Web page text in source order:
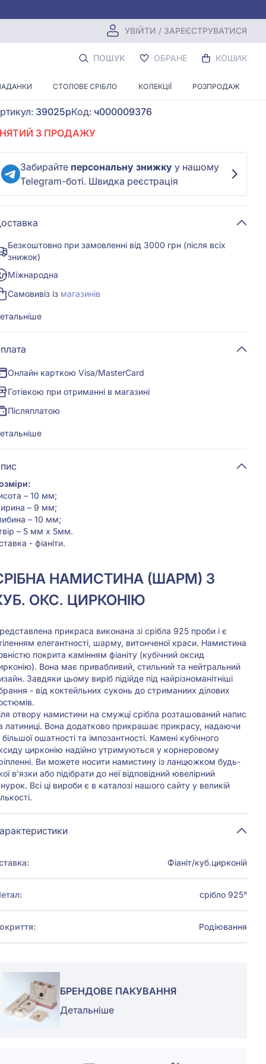
УВІЙТИ / ЗАРЕЄСТРУВАТИСЯ
ПОШУК ОБРАНЕ КОШИК
СТОЛОВЕ СРІБЛО КОЛЕКЦІЇ РОЗПРОДАЖ
намистина (Шарм) з куб. окс.
Залишити перший відгук
39025рКод: ч000009376
З ПРОДАЖУ
Забирайте персональну знижку у нашому
Telegram-боті. Швидка реєстрація
Безкоштовно при замовленні від 3000 грн (після всіх
знижок)
Міжнародна
Самовивіз із магазинів
Онлайн карткою Visa/MasterCard
Готівкою при отриманні в магазині
Післяплатою
– 10 мм;
– 9 мм;
– 10 мм;
– 5 мм х 5мм.
- фіаніти.
НАМИСТИНА (ШАРМ) З
ОКС. ЦИРКОНІЮ
прикраса виконана зі срібла 925 проби і є
елегантності, шарму, витонченої краси. Намистина
покрита камінням фіаніту (кубічний оксид
Вона має привабливий, стильний та нейтральний
Завдяки цьому виріб підійде під найрізноманітніші
- від коктейльних суконь до стриманиих ділових
отвору намистини на смужці срібла розташований напис
латиниці. Вона додатково прикрашає прикрасу, надаючи
більшої ошатності та імпозантності. Камені кубічного
цирконію надійно утримуються у корнеровому
Ви можете носити намистину із ланцюжком будь-
в'язки або підібрати до неї відповідний ювелірний
Всі ці вироби є в каталозі нашого сайту у великій
Фіаніт/куб.цирконій
срібло 925°
Родіювання
БРЕНДОВЕ ПАКУВАННЯ
Детальніше